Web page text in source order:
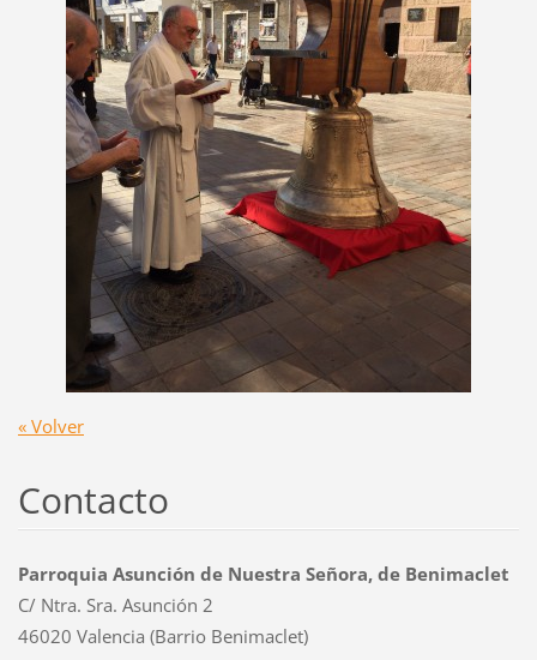
« Volver
Contacto
Parroquia Asunción de Nuestra Señora, de Benimaclet
C/ Ntra. Sra. Asunción 2
46020 Valencia (Barrio Benimaclet)